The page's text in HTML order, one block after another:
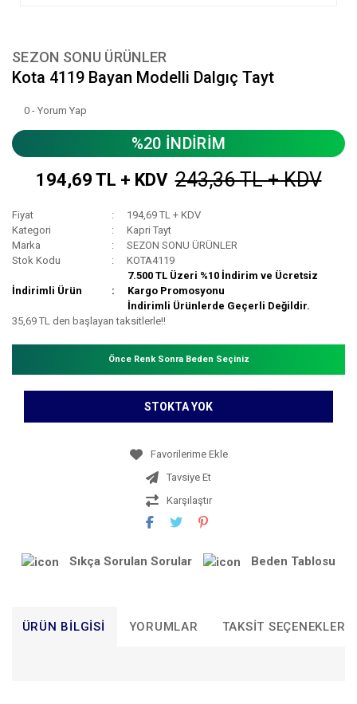
SEZON SONU ÜRÜNLER
Kota 4119 Bayan Modelli Dalgıç Tayt
0 - Yorum Yap
%20 İNDİRİM
194,69 TL + KDV 243,36 TL + KDV
Fiyat
194,69 TL + KDV
Kategori
Kapri Tayt
Marka
SEZON SONU ÜRÜNLER
Stok Kodu
KOTA4119
İndirimli Ürün
7.500 TL Üzeri %10 İndirim ve Ücretsiz
Kargo Promosyonu
İndirimli Ürünlerde Geçerli Değildir.
35,69 TL den başlayan taksitlerle!!
Önce Renk Sonra Beden Seçiniz
STOKTA YOK
Tavsiye Et
Karşılaştır
Sıkça Sorulan Sorular Beden Tablosu
ÜRÜN BILGISI YORUMLAR TAKSIT SEÇENEKLERI